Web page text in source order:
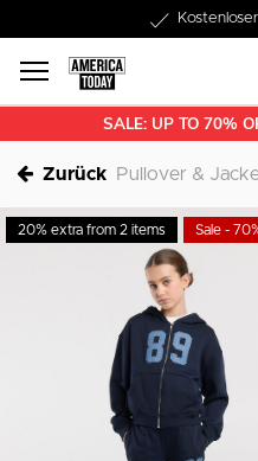
1-3
SALE: UP TO 70%
Zurück Pullover &
20% extra from 2 items Sale -